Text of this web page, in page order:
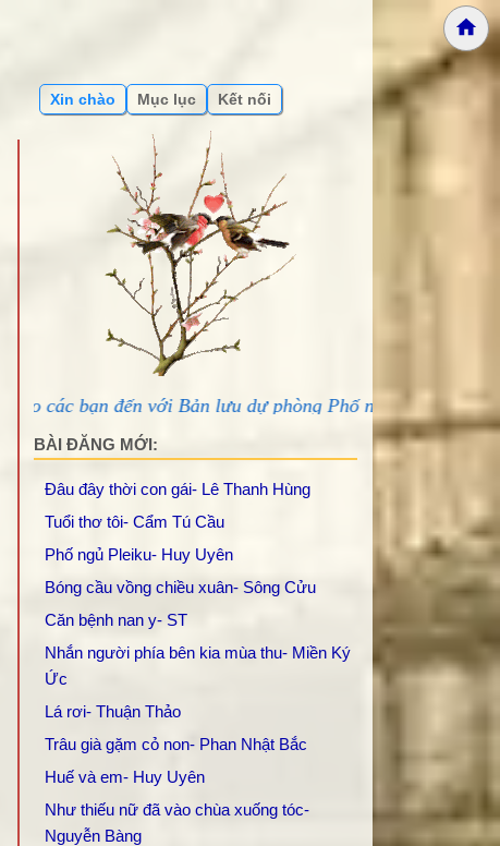
Xin chào Mục lục Kết nối
lưu dự phòng Phố núi và bạn bè...
BÀI ĐĂNG MỚI:
Đâu đây thời con gái- Lê Thanh Hùng
Tuổi thơ tôi- Cẩm Tú Cầu
Phố ngủ Pleiku- Huy Uyên
Bóng cầu vồng chiều xuân- Sông Cửu
Căn bệnh nan y- ST
Nhắn người phía bên kia mùa thu- Miền Ký
Ức
Lá rơi- Thuận Thảo
Trâu già gặm cỏ non- Phan Nhật Bắc
Huế và em- Huy Uyên
Như thiếu nữ đã vào chùa xuống tóc-
Nguyễn Bàng